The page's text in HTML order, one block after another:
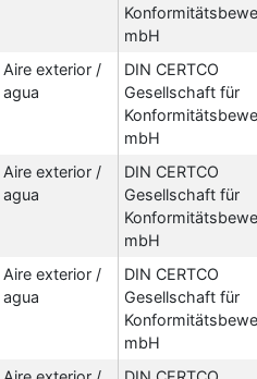
mbH
Aire exterior /
agua
DIN CERTCO
Gesellschaft für
mbH
Aire exterior /
agua
DIN CERTCO
Gesellschaft für
mbH
Aire exterior /
agua
DIN CERTCO
Gesellschaft für
mbH